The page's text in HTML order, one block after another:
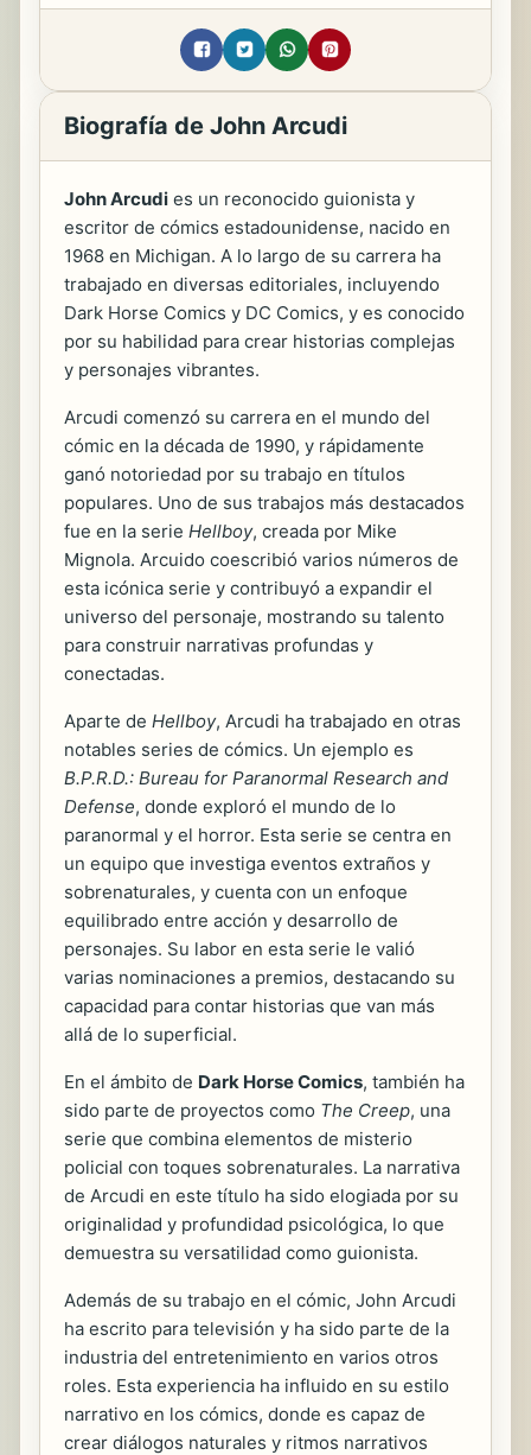
Biografía de John Arcudi
John Arcudi es un reconocido guionista y
escritor de cómics estadounidense, nacido en
1968 en Michigan. A lo largo de su carrera ha
trabajado en diversas editoriales, incluyendo
Dark Horse Comics y DC Comics, y es conocido
por su habilidad para crear historias complejas
y personajes vibrantes.
Arcudi comenzó su carrera en el mundo del
cómic en la década de 1990, y rápidamente
ganó notoriedad por su trabajo en títulos
populares. Uno de sus trabajos más destacados
fue en la serie Hellboy, creada por Mike
Mignola. Arcuido coescribió varios números de
esta icónica serie y contribuyó a expandir el
universo del personaje, mostrando su talento
para construir narrativas profundas y
conectadas.
Aparte de Hellboy, Arcudi ha trabajado en otras
notables series de cómics. Un ejemplo es
B.P.R.D.: Bureau for Paranormal Research and
Defense, donde exploró el mundo de lo
paranormal y el horror. Esta serie se centra en
un equipo que investiga eventos extraños y
sobrenaturales, y cuenta con un enfoque
equilibrado entre acción y desarrollo de
personajes. Su labor en esta serie le valió
varias nominaciones a premios, destacando su
capacidad para contar historias que van más
allá de lo superficial.
En el ámbito de Dark Horse Comics, también ha
sido parte de proyectos como The Creep, una
serie que combina elementos de misterio
policial con toques sobrenaturales. La narrativa
de Arcudi en este título ha sido elogiada por su
originalidad y profundidad psicológica, lo que
demuestra su versatilidad como guionista.
Además de su trabajo en el cómic, John Arcudi
ha escrito para televisión y ha sido parte de la
industria del entretenimiento en varios otros
roles. Esta experiencia ha influido en su estilo
narrativo en los cómics, donde es capaz de
crear diálogos naturales y ritmos narrativos